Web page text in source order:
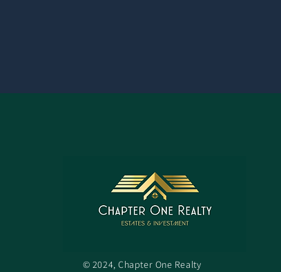
© 2024, Chapter One Realty